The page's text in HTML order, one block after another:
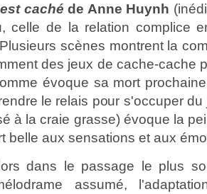
caché de Anne Huynh
celle de la relation complice
scènes montrent la
des jeux de cache-cache
évoque sa mort
le relais pour s'occuper
à la craie grasse) évoque la
belle aux sensations et aux
dans le passage le plus
assumé,